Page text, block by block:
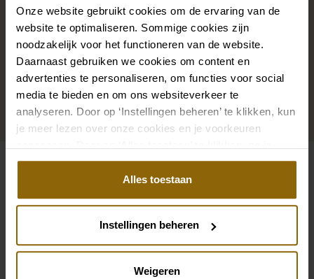
Onze website gebruikt cookies om de ervaring van de
website te optimaliseren. Sommige cookies zijn
noodzakelijk voor het functioneren van de website.
Daarnaast gebruiken we cookies om content en
advertenties te personaliseren, om functies voor social
media te bieden en om ons websiteverkeer te
analyseren. Door op ‘Instellingen beheren’ te klikken, kun
je meer lezen over onze cookies en je voorkeuren
akkoord met het gebruik van alle cookies.
Alles toestaan
Instellingen beheren
Weigeren
pour votre coiffure de mariée : votre look de mariée
n'est complet que s'il est assorti à des accessoires.
Grâce à notre vaste boutique d'accessoires pour les
mariés, vous trouverez l'accessoire parfait pour votre
robe ou votre costume de mariage.
Aller aux accessoires
Voir aussi
Béret Poirier HT-75152
Pinterest
Poirier TR-75451
Poirier T-75407 Veste | CrÃªpe Pearls |
Pinterest
Poirier CB-75064